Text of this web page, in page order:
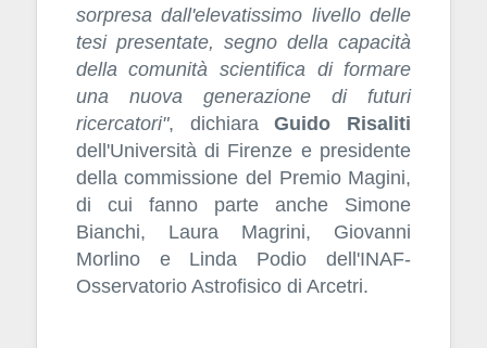
sorpresa dall'elevatissimo livello delle
tesi presentate, segno della capacità
della comunità scientifica di formare
una nuova generazione di futuri
ricercatori", dichiaraGuido Risaliti
dell'Università di Firenze e presidente
della commissione del Premio Magini,
di cui fanno parte anche Simone
Bianchi, Laura Magrini, Giovanni
Morlino e Linda Podio dell'INAF-
Osservatorio Astrofisico di Arcetri.